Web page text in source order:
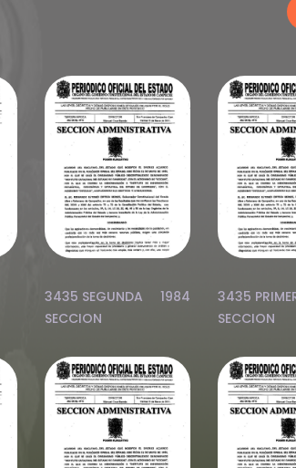
3435 SEGUNDA
SECCION
1984
3435
SECCION